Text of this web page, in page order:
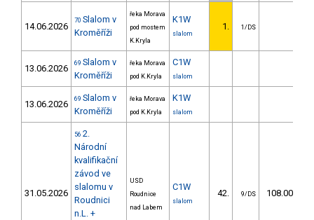
14.06.2026
70 Slalom v
Kroměříži
řeka Morava
pod mostem
K.Kryla
K1W
slalom
1. 1/DS
13.06.2026 69 Slalom v
Kroměříži
řeka Morava
pod K.Kryla
C1W
slalom
13.06.2026 69 Slalom v
Kroměříži
řeka Morava
pod K.Kryla
K1W
slalom
31.05.2026
56 2.
Národní
kvalifikační
závod ve
slalomu v
Roudnici
n.L. +
USD
Roudnice
nad Labem
C1W
slalom
42. 9/DS 108.00